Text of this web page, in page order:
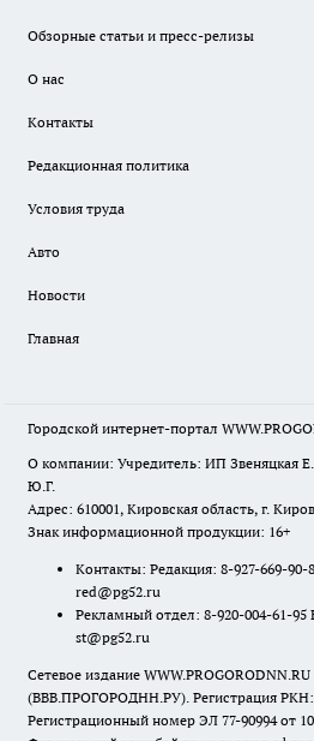
Обзорные статьи и пресс-релизы
О нас
Контакты
Редакционная политика
Условия труда
Авто
Новости
Главная
Городской интернет-портал
О компании: Учредитель: ИП Звеняцкая
Ю.Г.
Адрес: 610001, Кировская область, г.
Знак информационной продукции: 16+
Контакты: Редакция: 8-927-669-
red@pg52.ru
Рекламный отдел: 8-920-004-61-95
st@pg52.ru
Сетевое издание WWW.PROGORODNN.RU
(ВВВ.ПРОГОРОДНН.РУ). Регистрация РКН:
Регистрационный номер ЭЛ 77-90994 от